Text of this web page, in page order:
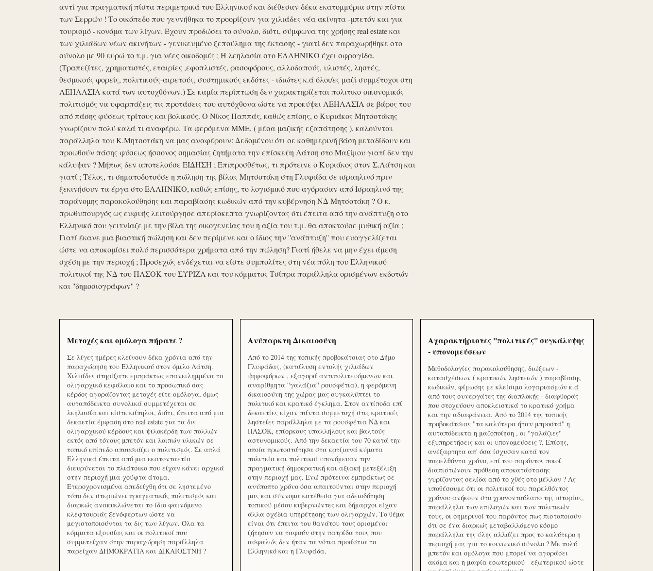
αντί για πραγματική πίστα περιμετρικά του Ελληνικού και διέθεσαν δέκα εκατομμύρια στην πίστα
των Σερρών ! Το οικόπεδο που γεννήθηκα το προορίζουν για χιλιάδες νέα ακίνητα -μπετόν και για
τουρισμό - κονόμα των λίγων. Έχουν προδώσει το σύνολο, διότι, σύμφωνα της χρήσης real estate και
των χιλιάδων νέων ακινήτων - γενικευμένο ξεπούλημα της έκτασης - γιατί δεν παραχωρήθηκε στο
σύνολο με 90 ευρώ το τ.μ. για νέες οικοδομές ; Η λεηλασία στο ΕΛΛΗΝΙΚΟ έχει σφραγίδα.
(Τραπεζίτες, χρηματιστές, εταιρίες ,εφοπλιστές, ρασοφόρους, αλλοδαπούς, υλιστές, ληστές,
θεσμικούς φορείς, πολιτικούς-αιρετούς, συστημικούς εκδότες - ιδιώτες κ.ά όλοι/ες μαζί συμμέτοχοι στη
ΛΕΗΛΑΣΙΑ κατά των αυτοχθόνων.) Σε καμία περίπτωση δεν χαρακτηρίζεται πολιτικο-οικονομικός
πολιτισμός να υφαρπάζεις τις προτάσεις του αυτόχθονα ώστε να προκύψει ΛΕΗΛΑΣΙΑ σε βάρος του
από πάσης φύσεως τρίτους και βολικούς. Ο Νίκος Παππάς, καθώς επίσης, ο Κυριάκος Μητσοτάκης
γνωρίζουν πολύ καλά τι αναφέρω. Τα φερόμενα ΜΜΕ, ( μέσα μαζικής εξαπάτησης ), καλούνται
παράλληλα του Κ.Μητσοτάκη να μας αναφέρουν: Δεδομένου ότι σε καθημερινή βάση μεταδίδουν και
προωθούν πάσης φύσεως ήσσονος σημασίας ζητήματα την επίσκεψη Λάτση στο Μαξίμου γιατί δεν την
κάλυψαν ? Μήπως δεν αποτελούσε ΕΙΔΗΣΗ ; Επιπροσθέτως, τι πρότεινε ο Κυριάκος στον Σ.Λάτση και
γιατί ; Τέλος, τι σηματοδοτούσε η πώληση της βίλας Μητσοτάκη στη Γλυφάδα σε ισραηλινό πριν
ξεκινήσουν τα έργα στο ΕΛΛΗΝΙΚΟ, καθώς επίσης, το λογισμικό που αγόρασαν από Ισραηλινό της
παράνομης παρακολούθησης και παραβίασης κωδικών από την κυβέρνηση ΝΔ Μητσοτάκη ? Ο κ.
πρωθυπουργός ως ευφυής λειτούργησε απερίσκεπτα γνωρίζοντας ότι έπειτα από την ανάπτυξη στο
Ελληνικό που γειτνίαζε με την βίλα της οικογενείας του η αξία του τ.μ. θα αποκτούσε μυθική αξία ;
Γιατί έκανε μια βιαστική πώληση και δεν περίμενε και ο ίδιος την ''ανάπτυξη'' που ευαγγελίζεται
ώστε να αποκομίσει πολύ περισσότερα χρήματα από την πώληση? Γιατί ήθελε να μην έχει άμεση
σχέση με την περιοχή ; Προσεχώς ενδέχεται να είστε συμπολίτες στη νέα πόλη του Ελληνικού
πολιτικοί της ΝΔ του ΠΑΣΟΚ του ΣΥΡΙΖΑ και του κόμματος Τσίπρα παράλληλα ορισμένων εκδοτών
και ''δημοσιογράφων'' ?
Μετοχές και ομόλογα πήρατε ?
Σε λίγες ημέρες κλείνουν δέκα χρόνια από την
παραχώρηση του Ελληνικού στον όμιλο Λάτση.
Χιλιάδες στηρίξατε εμπράκτως επανειλημμένα το
ολιγαρχικό κεφάλαιο και το προσωπικό σας
κέρδος αγοράζοντας μετοχές είτε ομόλογα, όμως
αυταπόδεικτα συνολικά συμμετέχεται σε
λεηλασία και είστε κάπηλοι, διότι, έπειτα από μια
δεκαετία έμφαση στο real estate για τα δις
ολιγαρχικού κέρδους και ψιλοκέρδη των πολλών
εκτός από τόνους μπετόν και λοιπών υλικών σε
τοπικό επίπεδο απουσιάζει ο πολιτισμός. Σε απλά
Ελληνικά έπειτα από μια εκατονταετία
διευρύνεται το πλιάτσικο που είχαν κάνει αρχικά
στην περιοχή μια χούφτα άτομα.
Ετεροχρονισμένα απεδείχθη ότι σε ληστεμένο
τόπο δεν στεριώνει πραγματικός πολιτισμός και
διαρκώς ανακυκλώνεται το ίδιο φαινόμενο
κλεφτουριάς ξενόφερτων ώστε να
μεγιστοποιούνται τα δις των λίγων. Όλα τα
κόμματα εξουσίας και οι πολιτικοί που
συμμετείχαν στην παραχώρηση παράλληλα
παρείχαν ΔΗΜΟΚΡΑΤΙΑ και ΔΙΚΑΙΟΣΥΝΗ ?
Ανύπαρκτη Δικαιοσύνη
Από το 2014 της τοπικής προβοκάτσιας στο Δήμο
Γλυφάδας, (κατάλυση εντολής χιλιάδων
ψηφοφόρων , εξαγορά αντιπολιτευόμενων και
αναρίθμητα ''γαλάζια'' ρουσφέτια), η φερόμενη
δικαιοσύνη της χώρας μας συγκαλύπτει το
πολιτικό και κρατικό έγκλημα. Στον αντίποδα επί
δεκαετίες είχαν πάντα συμμετοχή στις κρατικές
ληστείες παράλληλα με τα ρουσφέτια ΝΔ και
ΠΑΣΟΚ, επίορκους υπαλλήλους και βαλτούς
αστυνομικούς. Από την δεκαετία του 70 κατά την
οποία πρωτοστάτησα στα ερτζιανά κύματα
πολιτεία και πολιτικοί υπονόμευαν την
πραγματική δημοκρατική και αξιακή μετεξέλιξη
στην περιοχή μας. Ενώ πρότεινα εμπράκτως σε
ανύποπτο χρόνο όσα απαιτούνται στην περιοχή
μας και σύννομα κατέθεσα για αδειοδότηση
τοπικού μέσου κυβερνώντες και δήμαρχοι είχαν
άλλα σχέδια υπηρέτησης των ολιγαρχών. Το θέμα
είναι ότι έπειτα του θανάτου τους ορισμένοι
ζήτησαν να ταφούν στην πατρίδα τους που
ασφαλώς δεν ήταν τα νότια προάστια το
Ελληνικό και η Γλυφάδα.
Αχαρακτήριστες ''πολιτικές'' συγκάλυψης
- υπονομεύσεων
Μεθοδολογίες παρακολούθησης, διώξεων -
κατασχέσεων ( κρατικών ληστειών ) παραβίασης
κωδικών, φίμωσης με κλείσιμο λογαριασμών κ.ά
από τους συνεργάτες της διαπλοκής - διαφθοράς
που στοχεύουν αποκλειστικά το κρατικό χρήμα
και την αδιαφάνεια. Από το 2014 της τοπικής
προβοκάτσιας ''τα καλύτερα ήταν μπροστά'' η
αυταπόδεικτα η μαζοποίηση , οι ''γαλάζιες''
εξυπηρετήσεις και οι υπονομεύσεις ?. Επίσης,
ανέξαρτητα απ' όσα ίσχυσαν κατά τον
παρελθόντα χρόνο, επί του παρόντος ποιοί
διαπιστώνουν πρόθεση αποκατάστασης
γυρίζοντας σελίδα από το χθές στο μέλλον ? Ας
υποθέσουμε ότι οι πολιτικοί του παρελθόντος
χρόνου ανήκουν στο χρονοντούλαπο της ιστορίας,
παράλληλα των επιλογών και των πολιτικών
τους, οι σημερινοί του παρόντος πως πιστοποιούν
ότι σε ένα διαρκώς μεταβαλλόμενο κόσμο
παράλληλα της ύλης αλλάζει προς το καλύτερο η
περιοχή μας για το κοινωνικό σύνολο ? Με πολύ
μπετόν και ομόλογα που μπορεί να αγοράσει
ακόμα και η μαφία εσωτερικού - εξωτερικού ώστε